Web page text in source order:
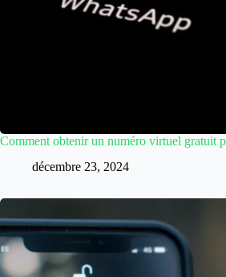
Comment obtenir un numéro virtuel gratuit
décembre 23, 2024